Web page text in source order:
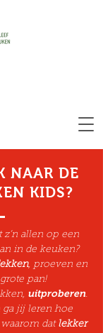
NAAR DE
KIDS?
allen op een
in de keuken?
, proeven en
pan!
uitproberen.
ga jij leren hoe
dat lekker